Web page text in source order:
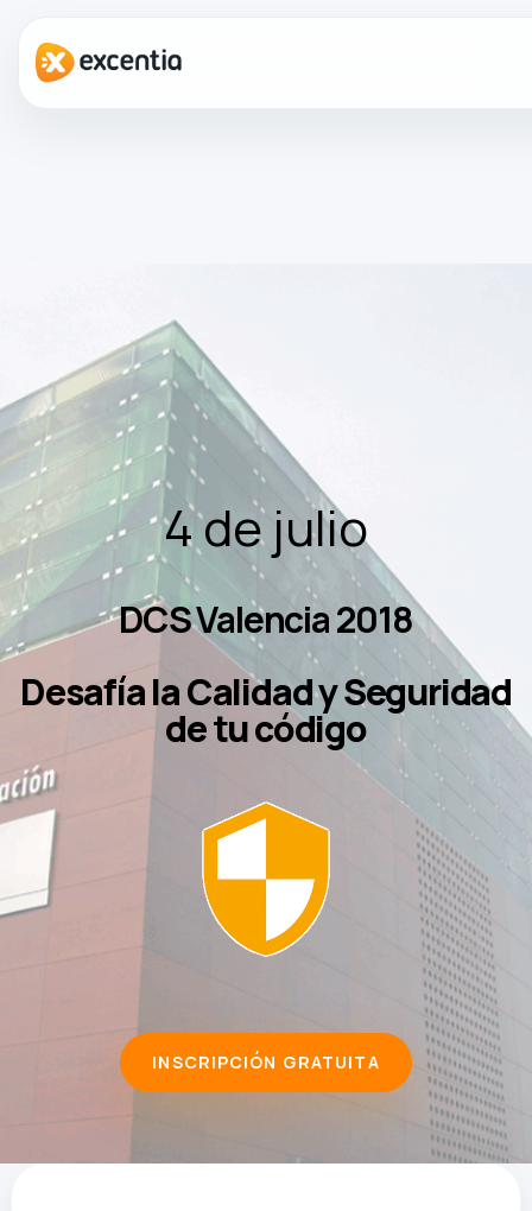
4 de julio
DCS Valencia 2018
Desafía la Calidad y Seguridad
de tu código
INSCRIPCIÓN GRATUITA